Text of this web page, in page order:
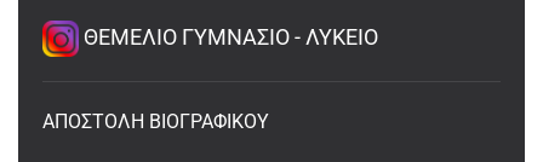
ΘΕΜΕΛΙΟ ΓΥΜΝΑΣΙΟ - ΛΥΚΕΙΟ
ΑΠΟΣΤΟΛΗ ΒΙΟΓΡΑΦΙΚΟΥ